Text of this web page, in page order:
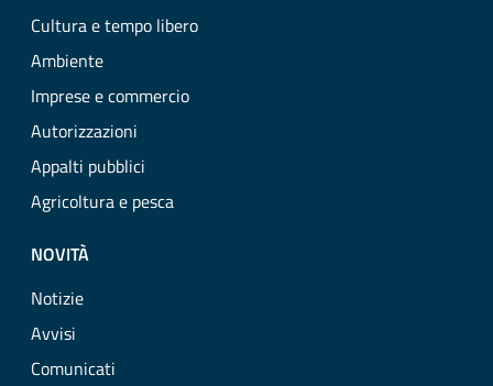
Cultura e tempo libero
Ambiente
Imprese e commercio
Autorizzazioni
Appalti pubblici
Agricoltura e pesca
NOVITÀ
Notizie
Avvisi
Comunicati